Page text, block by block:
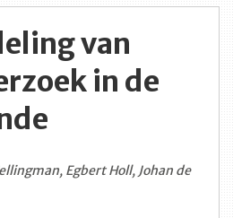
van
in de
Egbert Holl, Johan de